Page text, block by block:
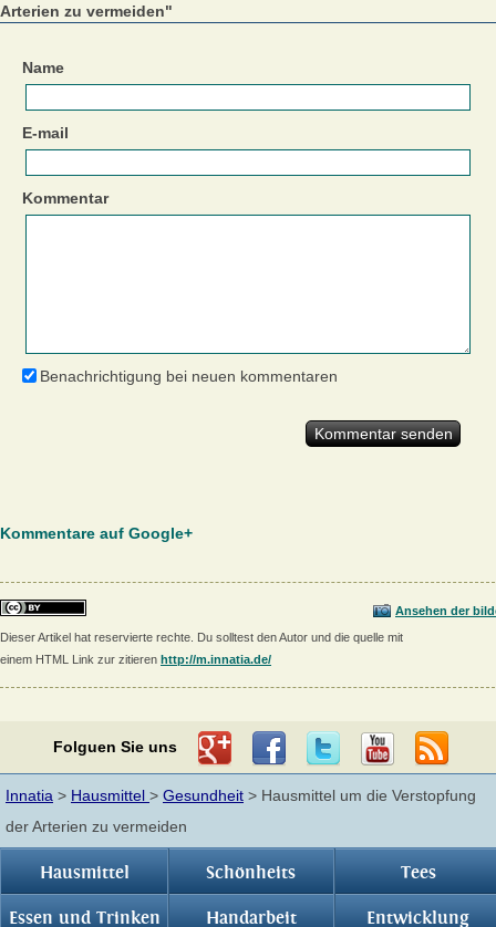
Arterien zu vermeiden"
Name
E-mail
Kommentar
Benachrichtigung bei neuen kommentaren
Kommentare auf Google+
Ansehen der
Dieser Artikel hat reservierte rechte. Du solltest den Autor und die quelle mit
einem HTML Link zur zitieren http://m.innatia.de/
Folguen Sie uns
Innatia > Hausmittel > Gesundheit > Hausmittel um die Verstopfung
der Arterien zu vermeiden
Hausmittel Schönheits Tees
Essen und Trinken Handarbeit Entwicklung